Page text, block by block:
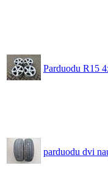
Parduodu R15
parduodu dvi